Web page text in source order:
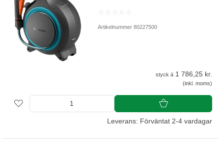
Artikelnummer 80227500
styck á 1 786,25 kr.
(inkl. moms)
Leverans: Förväntat 2-4 vardagar